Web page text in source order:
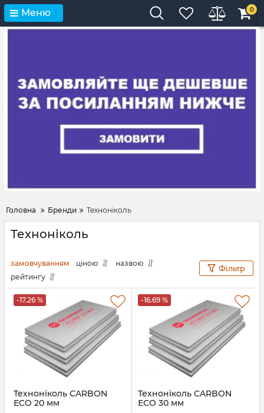
Меню 0
Головна Бренди Техноніколь
Техноніколь
замовчуванням ціною
назвою
рейтингу
Фільтр
-17.26 %
Техноніколь CARBON
ECO 20 мм
-16.69 %
Техноніколь CARBON
ECO 30 мм